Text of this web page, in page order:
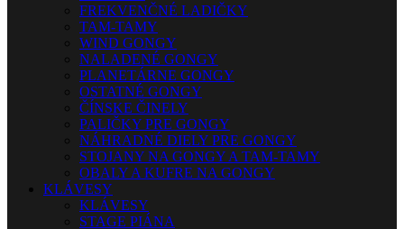
FREKVENČNÉ LADIČKY
TAM-TAMY
WIND GONGY
NALADENÉ GONGY
PLANETÁRNE GONGY
OSTATNÉ GONGY
ČÍNSKE ČINELY
PALIČKY PRE GONGY
NÁHRADNÉ DIELY PRE GONGY
STOJANY NA GONGY A TAM-TAMY
OBALY A KUFRE NA GONGY
KLÁVESY
KLÁVESY
STAGE PIÁNA